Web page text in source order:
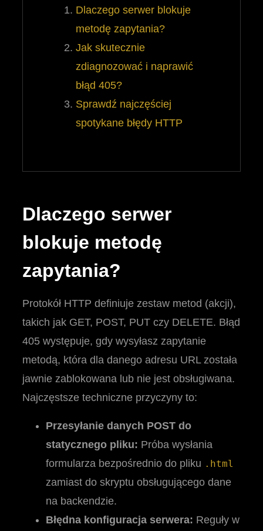
Dlaczego serwer blokuje
metodę zapytania?
Jak skutecznie
zdiagnozować i naprawić
błąd 405?
Sprawdź najczęściej
spotykane błędy HTTP
Dlaczego serwer
blokuje metodę
zapytania?
Protokół HTTP definiuje zestaw metod (akcji),
takich jak GET, POST, PUT czy DELETE. Błąd
405 występuje, gdy wysyłasz zapytanie
metodą, która dla danego adresu URL została
jawnie zablokowana lub nie jest obsługiwana.
Najczęstsze techniczne przyczyny to:
Przesyłanie danych POST do
statycznego pliku: Próba wysłania
formularza bezpośrednio do pliku .html
zamiast do skryptu obsługującego dane
na backendzie.
Błędna konfiguracja serwera: Reguły w